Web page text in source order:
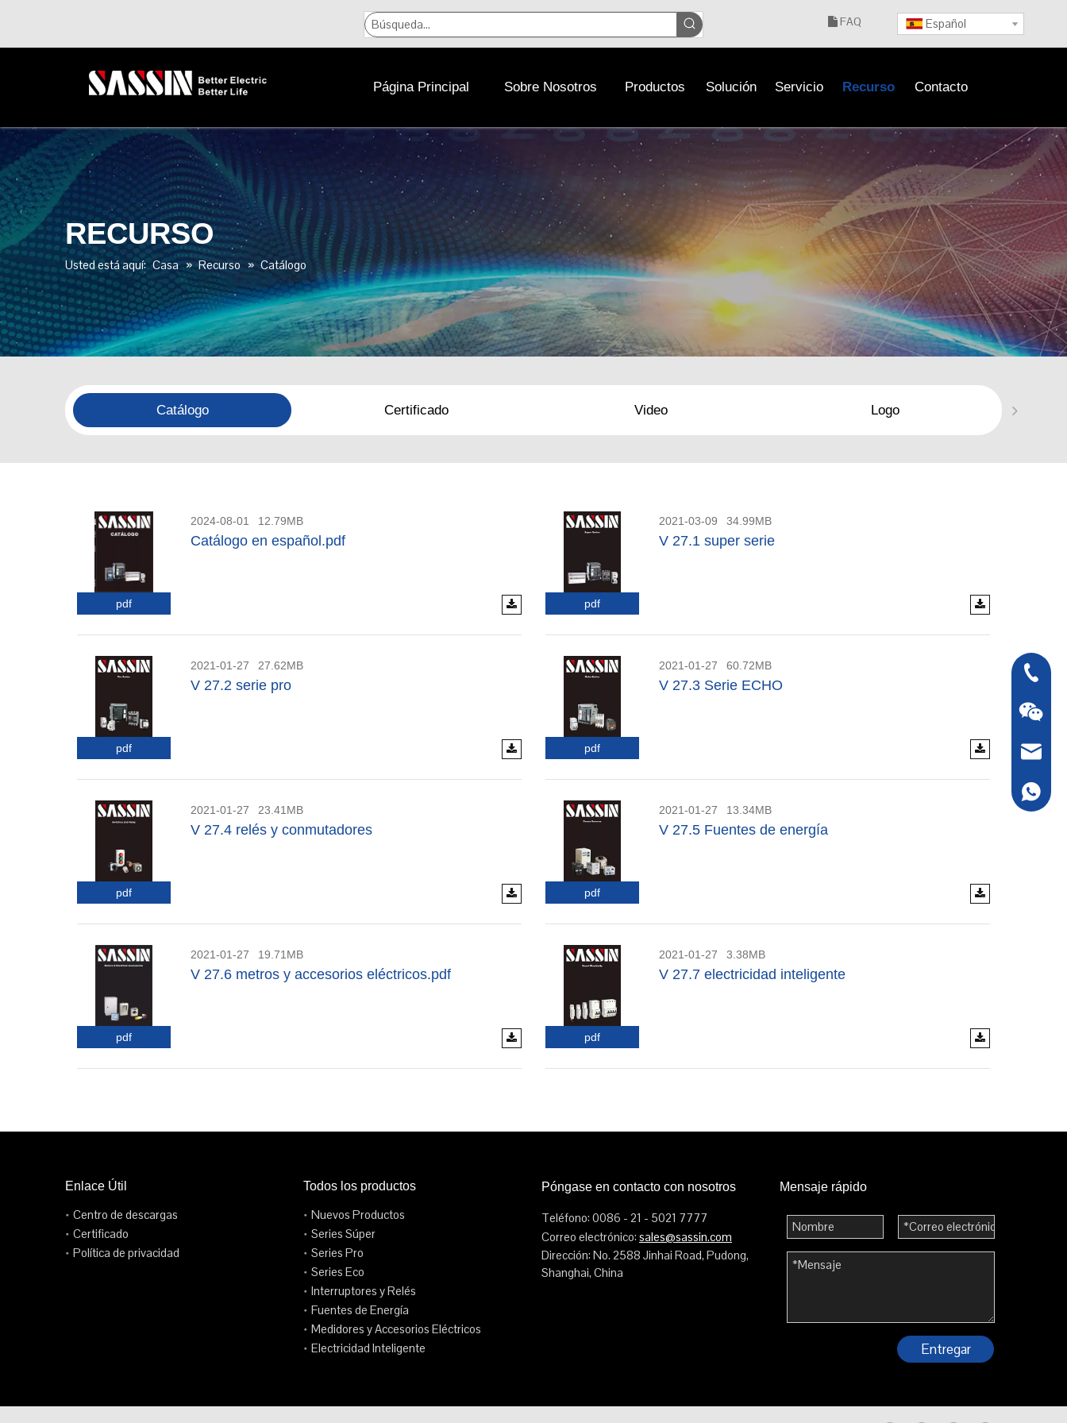
 FAQ Español
Página Principal Sobre Nosotros Productos Solución Servicio Recurso Contacto
RECURSO
Usted está aquí: Casa » Recurso » Catálogo
Catálogo Certificado Video Logo
pdf
2024-08-01 12.79MB
Catálogo en español.pdf
pdf
2021-03-09 34.99MB
V 27.1 super serie
pdf
2021-01-27 27.62MB
V 27.2 serie pro
pdf
2021-01-27 60.72MB
V 27.3 Serie ECHO
pdf
2021-01-27 23.41MB
V 27.4 relés y conmutadores
pdf
2021-01-27 13.34MB
V 27.5 Fuentes de energía
pdf
2021-01-27 19.71MB
V 27.6 metros y accesorios eléctricos.pdf
pdf
2021-01-27 3.38MB
V 27.7 electricidad inteligente
Enlace Útil
Centro de descargas
Certificado
Política de privacidad
0086 -
Todos los productos
Nuevos Productos
Series Súper
Series Pro
Series Eco
Interruptores y Relés
Fuentes de Energía
Medidores y Accesorios Eléctricos
Electricidad Inteligente
Póngase en contacto con nosotros
Teléfono: 0086 - 21 - 5021 7777
Correo electrónico: sales@sassin.com
Dirección: No. 2588 Jinhai Road, Pudong,
Shanghai, China
Mensaje rápido
Entregar